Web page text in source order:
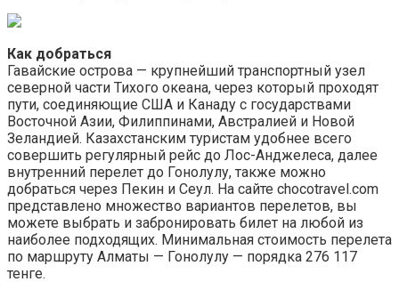
Как добраться
Гавайские острова — крупнейший транспортный узел
северной части Тихого океана, через который проходят
пути, соединяющие США и Канаду с государствами
Восточной Азии, Филиппинами, Австралией и Новой
Зеландией. Казахстанским туристам удобнее всего
совершить регулярный рейс до Лос-Анджелеса, далее
внутренний перелет до Гонолулу, также можно
добраться через Пекин и Сеул. На сайте chocotravel.com
представлено множество вариантов перелетов, вы
можете выбрать и забронировать билет на любой из
наиболее подходящих. Минимальная стоимость перелета
по маршруту Алматы — Гонолулу — порядка 276 117
тенге.